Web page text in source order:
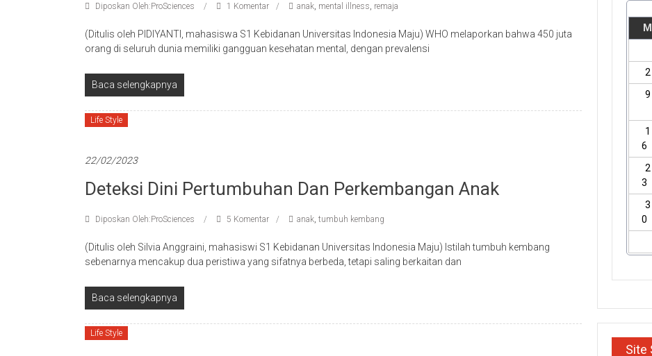
Diposkan Oleh:ProSciences 1 Komentar anak, mental illness, remaja
(Ditulis oleh PIDIYANTI, mahasiswa S1 Kebidanan Universitas Indonesia Maju) WHO melaporkan bahwa 450 juta
orang di seluruh dunia memiliki gangguan kesehatan mental, dengan prevalensi
Baca selengkapnya
Life Style
22/02/2023
Deteksi Dini Pertumbuhan Dan Perkembangan Anak
Diposkan Oleh:ProSciences 5 Komentar anak, tumbuh kembang
(Ditulis oleh Silvia Anggraini, mahasiswi S1 Kebidanan Universitas Indonesia Maju) Istilah tumbuh kembang
sebenarnya mencakup dua peristiwa yang sifatnya berbeda, tetapi saling berkaitan dan
Baca selengkapnya
Life Style
M
2
9
1
6
2
3
3
0
Site